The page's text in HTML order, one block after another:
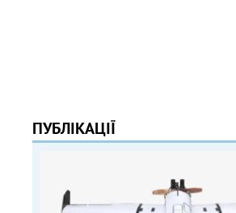
ПУБЛІКАЦІЇ